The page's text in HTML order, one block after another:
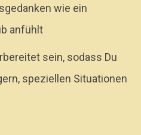
wie ein
anfühlt
sein, sodass Du
speziellen Situationen